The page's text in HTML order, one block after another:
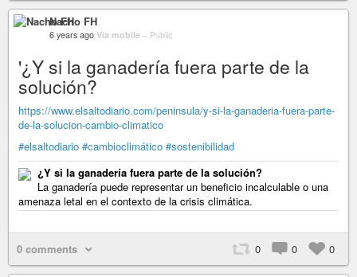
Nacho FH
6 years ago Via mobile – Public
'¿Y si la ganadería fuera parte de la
solución?
https://www.elsaltodiario.com/peninsula/y-si-la-ganaderia-fuera-parte-
de-la-solucion-cambio-climatico
#elsaltodiario #cambioclimático #sostenibilidad
¿Y si la ganadería fuera parte de la solución?
La ganadería puede representar un beneficio incalculable o una
amenaza letal en el contexto de la crisis climática.
0 comments 0 0 0